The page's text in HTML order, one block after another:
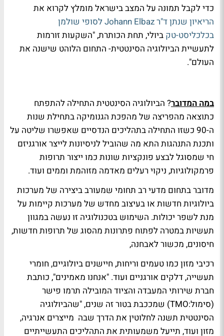
כדי לקבל תמונה על המצב בישראל מומלץ לקרוא את
הריאיון שנתן ד"רJohann Elbaz לסופי שולמן
בכלכליסט-טק ביולי, תחת הכותרת, "השקעות זורמות
לתעשיית הביולוגיה הסינטטית- התחום הלוהט שישנה את
העולם".
במה המדובר? הביולוגיה הסינטטית התחילה להתפתח
כתוצאה מהפריצה של מהפכת הגנומיקה בתחילת שנות
ה-90 כשזו התחילה בתהליכים הנדסיים שאפשרו שליטה על
ותכנת התנהגות התא מה שהוביל לניסיונות לייצר אורגניזם
חי שמסוגל לבצע פונקציות שונות כמו ייצור תרופות
פרמקולוגיות, ניקוי רעלים מאדמה מזוהמת וממים ועוד.
מדובר בתחום מדעי רב תחומי שמעורב ביצירה של מערכות
ביולוגיות חדשות או בעיצוב מחדש של מערכות קיימות על
מנת לשפר יכולות. השימוש בטכנולוגיה זו נעשה במגוון
תעשיות במטרה לפתוח פתרונות מהסוג של תרופות חדשות,
חיסונים, מכשור לאבחנה,
רכיבי מזון כמו טעמים וריחות, חיישנים ביולוגיים, חומרי
תעשייה, דלקים אורגניים ועוד. "אנחנו מאמינים", כותבת
חברת שירותי המעבדה והציוד המובילה תרמו פישר
(סימול:TMO) שמככבת בטור זה שנים, "שהביולוגיה
הסינטטית תשנה לחלוטין את הדרך שבה מייצרים אנרגיה,
מזון ועוד, תייעל משמעותית את התהליכים התעשייתיים